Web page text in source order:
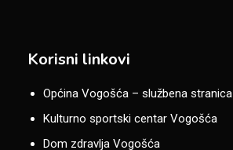
Korisni linkovi
Općina Vogošća – službena stranica
Kulturno sportski centar Vogošća
Dom zdravlja Vogošća